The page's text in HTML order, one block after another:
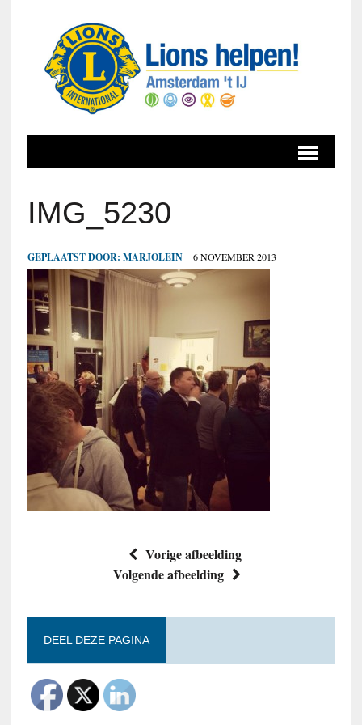
IMG_5230
GEPLAATST DOOR: MARJOLEIN 6 NOVEMBER 2013
Vorige afbeelding
Volgende afbeelding
DEEL DEZE PAGINA